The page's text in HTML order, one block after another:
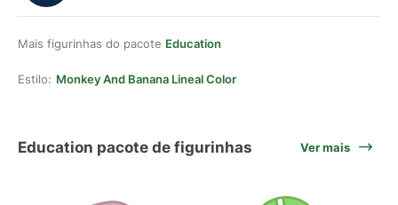
Mais figurinhas do pacote Education
Estilo: Monkey And Banana Lineal Color
Education pacote de figurinhas Ver mais